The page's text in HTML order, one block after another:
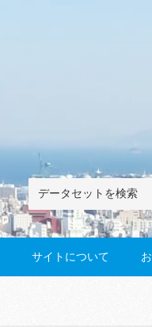
サイトについて